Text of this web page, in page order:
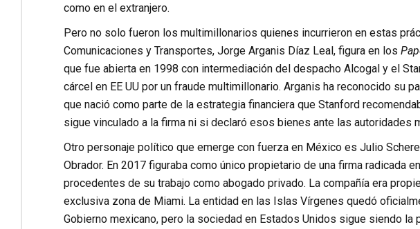
como en el extranjero.
Pero no solo fueron los multimillonarios quienes incurrieron en estas
Comunicaciones y Transportes, Jorge Arganis Díaz Leal, figura en los
que fue abierta en 1998 con intermediación del despacho Alcogal y el
cárcel en EE UU por un fraude multimillonario. Arganis ha reconocido su
que nació como parte de la estrategia financiera que Stanford
sigue vinculado a la firma ni si declaró esos bienes ante las autoridades
Otro personaje político que emerge con fuerza en México es Julio
Obrador. En 2017 figuraba como único propietario de una firma
procedentes de su trabajo como abogado privado. La compañía era
exclusiva zona de Miami. La entidad en las Islas Vírgenes quedó
Gobierno mexicano, pero la sociedad en Estados Unidos sigue siendo